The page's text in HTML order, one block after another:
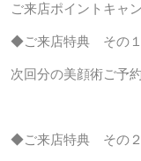
ご来店ポイントキャ
◆ご来店特典 その１
次回分の美顔術ご予
◆ご来店特典 その２